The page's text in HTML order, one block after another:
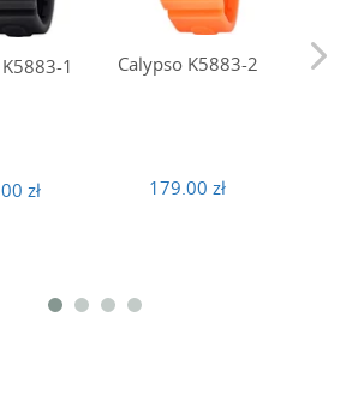
1
zł
Calypso K5883-2
179.00 zł